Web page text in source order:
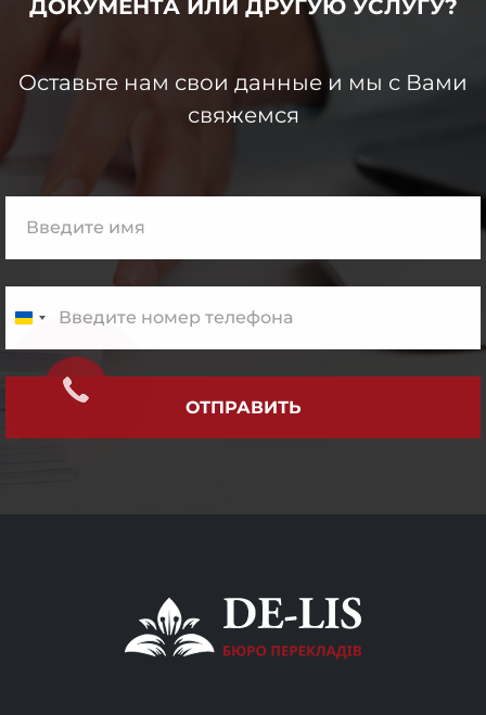
ДОКУМЕНТА ИЛИ ДРУГУЮУСЛУГУ?
Оставьте нам свои данные и мы с Вами
свяжемся
ОТПРАВИТЬ